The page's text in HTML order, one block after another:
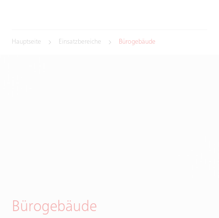
Hauptseite Einsatzbereiche Bürogebäude
Bürogebäude